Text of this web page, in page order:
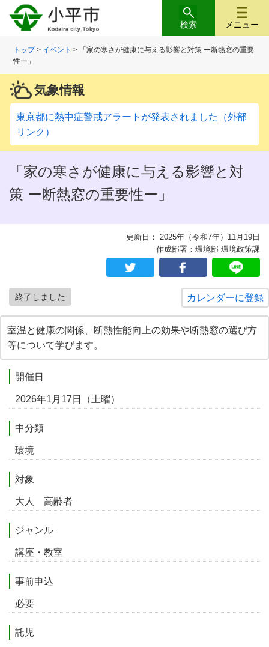
メニュー
検索
トップ> イベント > 「家の寒さが健康に与える影響と対策 ー断熱窓の重要
性ー」
気象情報
東京都に熱中症警戒アラートが発表されました（外部
リンク）
「家の寒さが健康に与える影響と対
策 ー断熱窓の重要性ー」
更新日： 2025年（令和7年）11月19日
作成部署：環境部 環境政策課
カレンダーに登録
終了しました
室温と健康の関係、断熱性能向上の効果や断熱窓の選び方
等について学びます。
開催日
2026年1月17日（土曜）
中分類
環境
対象
大人 高齢者
ジャンル
講座・教室
事前申込
必要
託児